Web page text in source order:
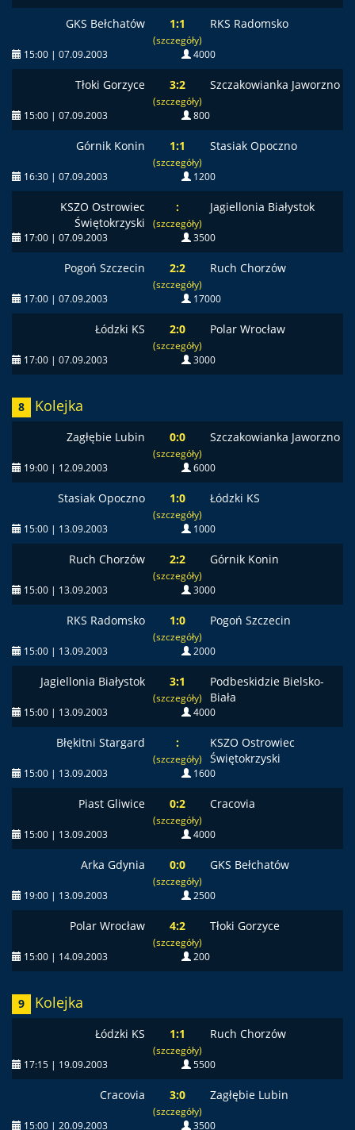
GKS Bełchatów 1:1
(szczegóły)
RKS Radomsko
15:00 | 07.09.2003 4000
Tłoki Gorzyce 3:2
(szczegóły)
Szczakowianka Jaworzno
15:00 | 07.09.2003 800
Górnik Konin 1:1
(szczegóły)
Stasiak Opoczno
16:30 | 07.09.2003 1200
KSZO Ostrowiec
Świętokrzyski
:
(szczegóły)
Jagiellonia Białystok
17:00 | 07.09.2003 3500
Pogoń Szczecin 2:2
(szczegóły)
Ruch Chorzów
17:00 | 07.09.2003 17000
Łódzki KS 2:0
(szczegóły)
Polar Wrocław
17:00 | 07.09.2003 3000
8 Kolejka
Zagłębie Lubin 0:0
(szczegóły)
Szczakowianka Jaworzno
19:00 | 12.09.2003 6000
Stasiak Opoczno 1:0
(szczegóły)
Łódzki KS
15:00 | 13.09.2003 1000
Ruch Chorzów 2:2
(szczegóły)
Górnik Konin
15:00 | 13.09.2003 3000
RKS Radomsko 1:0
(szczegóły)
Pogoń Szczecin
15:00 | 13.09.2003 2000
Jagiellonia Białystok 3:1
(szczegóły)
Podbeskidzie Bielsko-
Biała
15:00 | 13.09.2003 4000
Błękitni Stargard :
(szczegóły)
KSZO Ostrowiec
Świętokrzyski
15:00 | 13.09.2003 1600
Piast Gliwice 0:2
(szczegóły)
Cracovia
15:00 | 13.09.2003 4000
Arka Gdynia 0:0
(szczegóły)
GKS Bełchatów
19:00 | 13.09.2003 2500
Polar Wrocław 4:2
(szczegóły)
Tłoki Gorzyce
15:00 | 14.09.2003 200
9 Kolejka
Łódzki KS 1:1
(szczegóły)
Ruch Chorzów
17:15 | 19.09.2003 5500
Cracovia 3:0
(szczegóły)
Zagłębie Lubin
15:00 | 20.09.2003 3500